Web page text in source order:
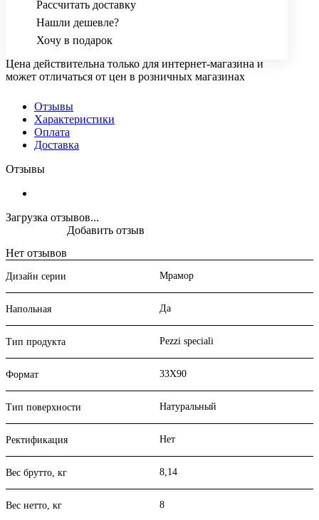
Рассчитать доставку
Нашли дешевле?
Хочу в подарок
Цена действительна только для интернет-магазина и
может отличаться от цен в розничных магазинах
Отзывы
Характеристики
Оплата
Доставка
Отзывы
Загрузка отзывов...
Нет отзывов
Добавить отзыв
Дизайн серии Мрамор
Напольная Да
Тип продукта Pezzi speciali
Формат 33X90
Тип поверхности Натуральный
Ректификация Нет
Вес брутто, кг 8,14
Вес нетто, кг 8